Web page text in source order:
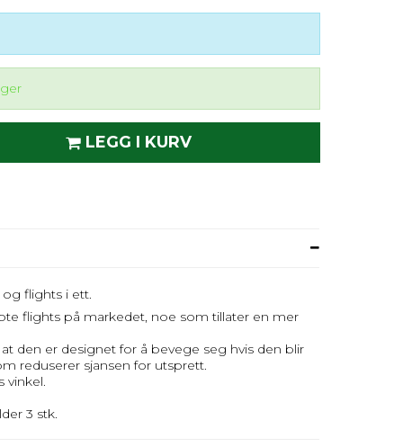
LEGG I KURV
flights i ett.
flights på markedet, noe som tillater en mer
den er designet for å bevege seg hvis den blir
reduserer sjansen for utsprett.
vinkel.
3 stk.